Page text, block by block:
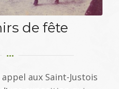
de fête
aux Saint-Justois